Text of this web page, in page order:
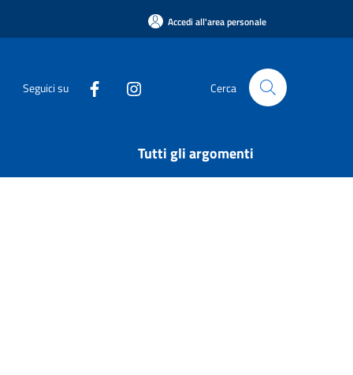
Accedi all'area personale
Seguici su Cerca
Tutti gli argomenti